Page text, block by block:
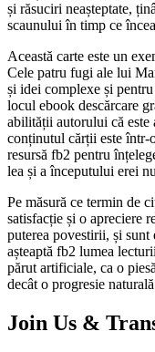
și răsuciri neașteptate,
scaunului în timp ce
Această carte este un
Cele patru fugi ale lui
și idei complexe și
locul ebook descărcare
abilității autorului că este
conținutul cărții este într-
resursă fb2 pentru
lea și a începutului erei
Pe măsură ce termin de
satisfacție și o apreciere
puterea povestirii, și sunt
așteaptă fb2 lumea
părut artificiale, ca o
decât o progresie
Join Us &